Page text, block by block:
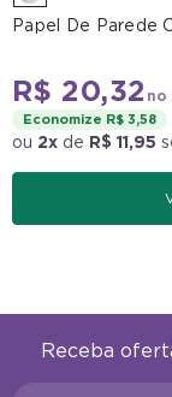
Papel De Parede
R$ 20,32 no
Economize R$ 3,58
ou 2x de R$ 11,95
Receba